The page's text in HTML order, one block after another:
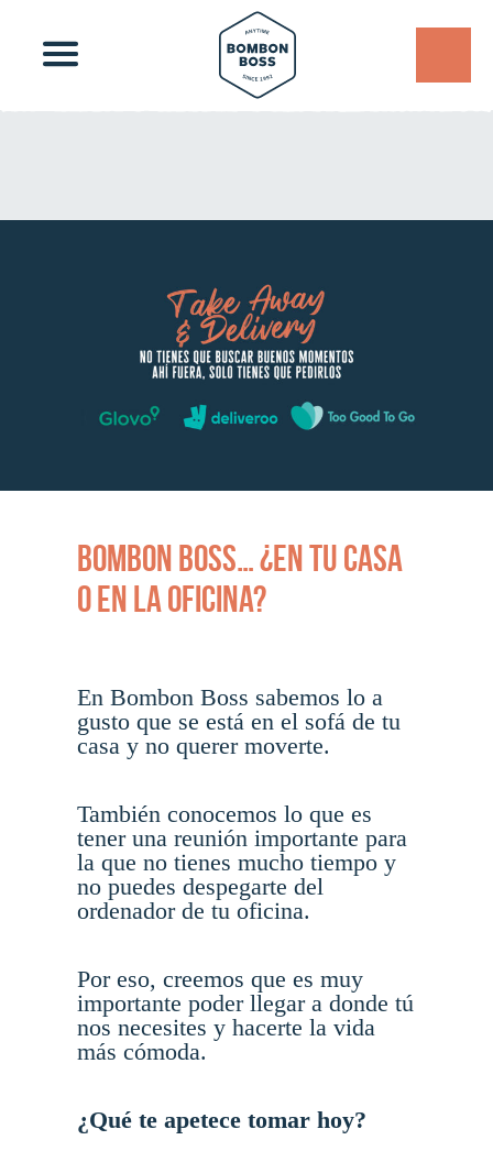
Bombon Boss… ¿En tu casa
o en la oficina?
En Bombon Boss sabemos lo a
gusto que se está en el sofá de tu
casa y no querer moverte.
También conocemos lo que es
tener una reunión importante para
la que no tienes mucho tiempo y
no puedes despegarte del
ordenador de tu oficina.
Por eso, creemos que es muy
importante poder llegar a donde tú
nos necesites y hacerte la vida
más cómoda.
¿Qué te apetece tomar hoy?